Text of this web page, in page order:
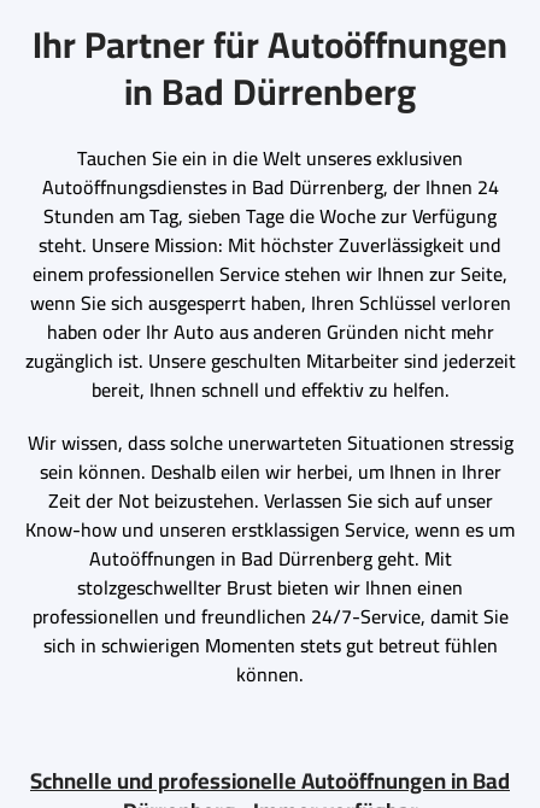
Ihr Partner für Autoöffnungen
in Bad Dürrenberg
Tauchen Sie ein in die Welt unseres exklusiven
Autoöffnungsdienstes in Bad Dürrenberg, der Ihnen 24
Stunden am Tag, sieben Tage die Woche zur Verfügung
steht. Unsere Mission: Mit höchster Zuverlässigkeit und
einem professionellen Service stehen wir Ihnen zur Seite,
wenn Sie sich ausgesperrt haben, Ihren Schlüssel verloren
haben oder Ihr Auto aus anderen Gründen nicht mehr
zugänglich ist. Unsere geschulten Mitarbeiter sind jederzeit
bereit, Ihnen schnell und effektiv zu helfen.
Wir wissen, dass solche unerwarteten Situationen stressig
sein können. Deshalb eilen wir herbei, um Ihnen in Ihrer
Zeit der Not beizustehen. Verlassen Sie sich auf unser
Know-how und unseren erstklassigen Service, wenn es um
Autoöffnungen in Bad Dürrenberg geht. Mit
stolzgeschwellter Brust bieten wir Ihnen einen
professionellen und freundlichen 24/7-Service, damit Sie
sich in schwierigen Momenten stets gut betreut fühlen
können.
Schnelle und professionelle Autoöffnungen in Bad